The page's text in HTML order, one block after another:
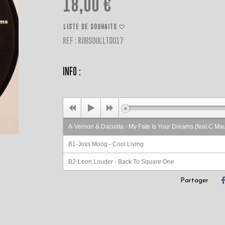
18,00 €
LISTE DE SOUHAITS
REF : ROBSOULLTD017
INFO :
A-Vernon & Dacosta - My Fate Is Your Dreams (feat C
B1-Joss Moog - Cool Living
B2-Leon Louder - Back To Square One
Partager